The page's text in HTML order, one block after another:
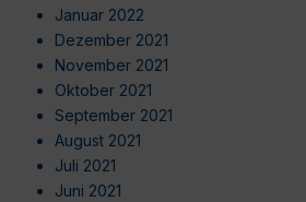
Januar 2022
Dezember 2021
November 2021
Oktober 2021
September 2021
August 2021
Juli 2021
Juni 2021